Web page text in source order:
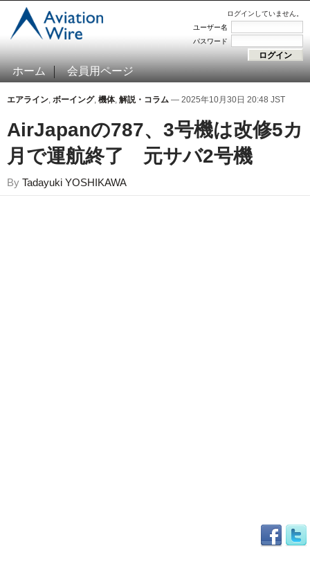
ログインしていません。
ユーザー名
パスワード
ホーム 会員用ページ
エアライン, ボーイング, 機体, 解説・コラム — 2025年10月30日 20:48 JST
AirJapanの787、3号機は改修5カ
月で運航終了 元サバ2号機
By Tadayuki YOSHIKAWA